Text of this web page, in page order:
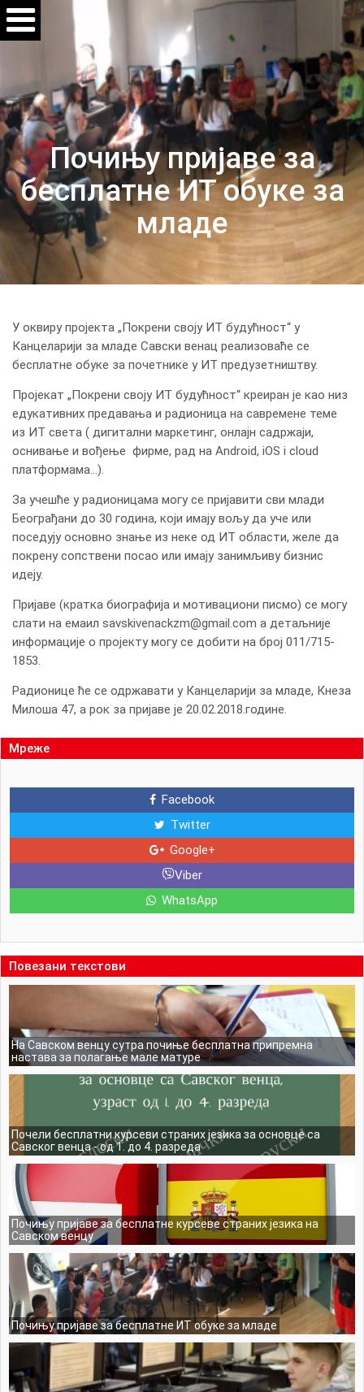
Почињу пријаве за
бесплатне ИТ обуке за
младе
У оквиру пројекта „Покрени своју ИТ будућност“ у
Канцеларији за младе Савски венац реализоваће се
бесплатне обуке за почетнике у ИТ предузетништву.
Пројекат „Покрени своју ИТ будућност“ креиран је као низ
едукативних предавања и радионица на савремене теме
из ИТ света ( дигитални маркетинг, онлајн садржаји,
оснивање и вођење фирме, рад на Android, iOS i cloud
платформама...).
За учешће у радионицама могу се пријавити сви млади
Београђани до 30 година, који имају вољу да уче или
поседују основно знање из неке од ИТ области, желе да
покрену сопствени посао или имају занимљиву бизнис
идеју.
Пријаве (кратка биографија и мотивациони писмо) се могу
слати на емаил savskivenackzm@gmail.com а детаљније
информације о пројекту могу се добити на број 011/715-
1853.
Радионице ће се одржавати у Канцеларији за младе, Кнеза
Милоша 47, а рок за пријаве је 20.02.2018.године.
Мреже
Facebook
Twitter
Google+
Viber
WhatsApp
Повезани текстови
На Савском венцу сутра почиње бесплатна припремна
настава за полагање мале матуре
Почели бесплатни курсеви страних језика за основце са
Савског венца - од 1. до 4. разреда
Почињу пријаве за бесплатне курсеве страних језика на
Савском венцу
Почињу пријаве за бесплатне ИТ обуке за младе